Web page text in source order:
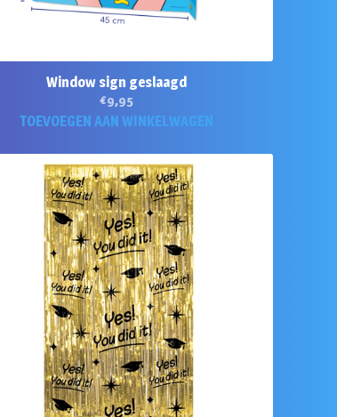
Window sign geslaagd
€9,95
TOEVOEGEN AAN WINKELWAGEN